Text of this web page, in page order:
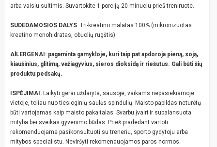
arba vaisiu sultimis. Suvartokite 1 porciją 20 minuciu prieš treniruote.
SUDEDAMOSIOS DALYS: Tri-kreatino malatas 100% (mikronizuotas
kreatino monohidratas, obuolių rugštis).
AlLERGENAI: pagaminta gamykloje, kuri taip pat apdoroja pieną, soją,
kiaušinius, glitimą, vėžiagyvius, sieros dioksidą ir riešutus. Gali būti šių
produktu pedsakų.
ISPĖJIMAI: Laikyti gerai uždaryta, sausoje, vaikams nepasiekiamoje
vietoje, toliau nuo tiesioginių saulės spindulių. Maisto papildas neturėtų
būti vartojamas kaip maisto pakaitalas. Svarbu įvairi ir subalansuota
mityba bei sveikas gyvenimo būdas. Prieš pradedant vartoti
rekomenduojame pasikonsultuoti su treneriu, sporto gydytoju arba
mitybos specialistu. Neviršyti rekomenduojamos paros normos.